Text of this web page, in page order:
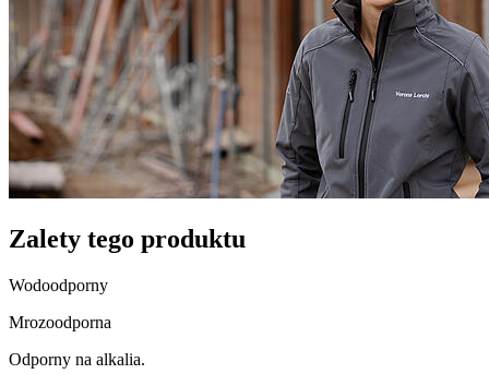
Zalety tego produktu
Wodoodporny
Mrozoodporna
Odporny na alkalia.